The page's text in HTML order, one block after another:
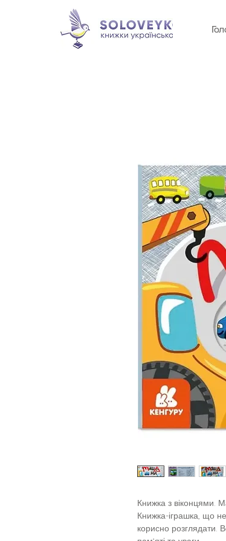
Книжка з віконцями.
Книжка-іграшка, що
корисно розглядати.